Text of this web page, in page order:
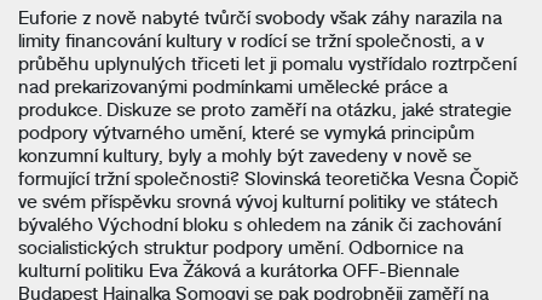
Euforie z nově nabyté tvůrčí svobody však záhy narazila na
limity financování kultury v rodící se tržní společnosti, a v
průběhu uplynulých třiceti let ji pomalu vystřídalo roztrpčení
nad prekarizovanými podmínkami umělecké práce a
produkce. Diskuze se proto zaměří na otázku, jaké strategie
podpory výtvarného umění, které se vymyká principům
konzumní kultury, byly a mohly být zavedeny v nově se
formující tržní společnosti? Slovinská teoretička Vesna Čopič
ve svém příspěvku srovná vývoj kulturní politiky ve státech
bývalého Východní bloku s ohledem na zánik či zachování
socialistických struktur podpory umění. Odbornice na
kulturní politiku Eva Žáková a kurátorka OFF-Biennale
Budapest Hajnalka Somogyi se pak podrobněji zaměří na